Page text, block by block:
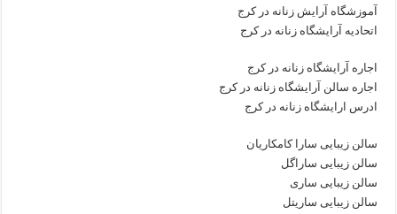
آموزشگاه آرایش زنانه در کرج
اتحادیه آرایشگاه زنانه در کرج
اجاره آرایشگاه زنانه در کرج
اجاره سالن آرایشگاه زنانه در کرج
ادرس ارایشگاه زنانه در کرج
سالن زیبایی سارا کامکاریان
سالن زیبایی ساراگل
سالن زیبایی ساری
سالن زیبایی ساریتل